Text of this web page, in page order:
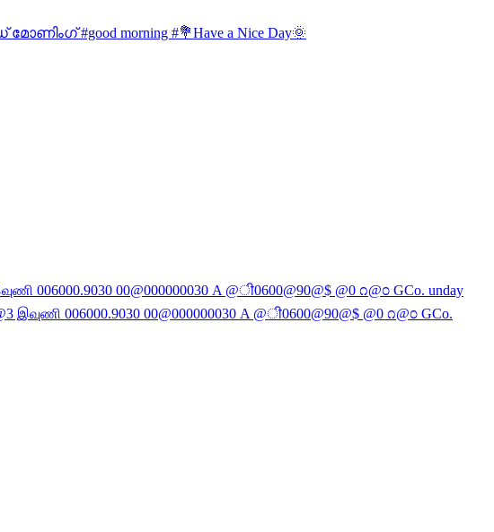
#good morning #💐Have a Nice Day🌞